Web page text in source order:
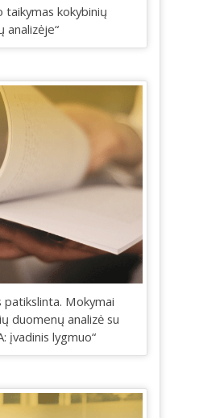
taikymas kokybinių
analizėje“
patikslinta. Mokymai
duomenų analizė su
įvadinis lygmuo“